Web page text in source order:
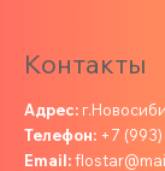
Контакты
Адрес:
Телефон: +7
Email: